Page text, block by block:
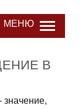
МЕНЮ
В